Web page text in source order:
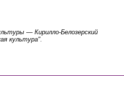
— Кирилло-Белозерский
культура".